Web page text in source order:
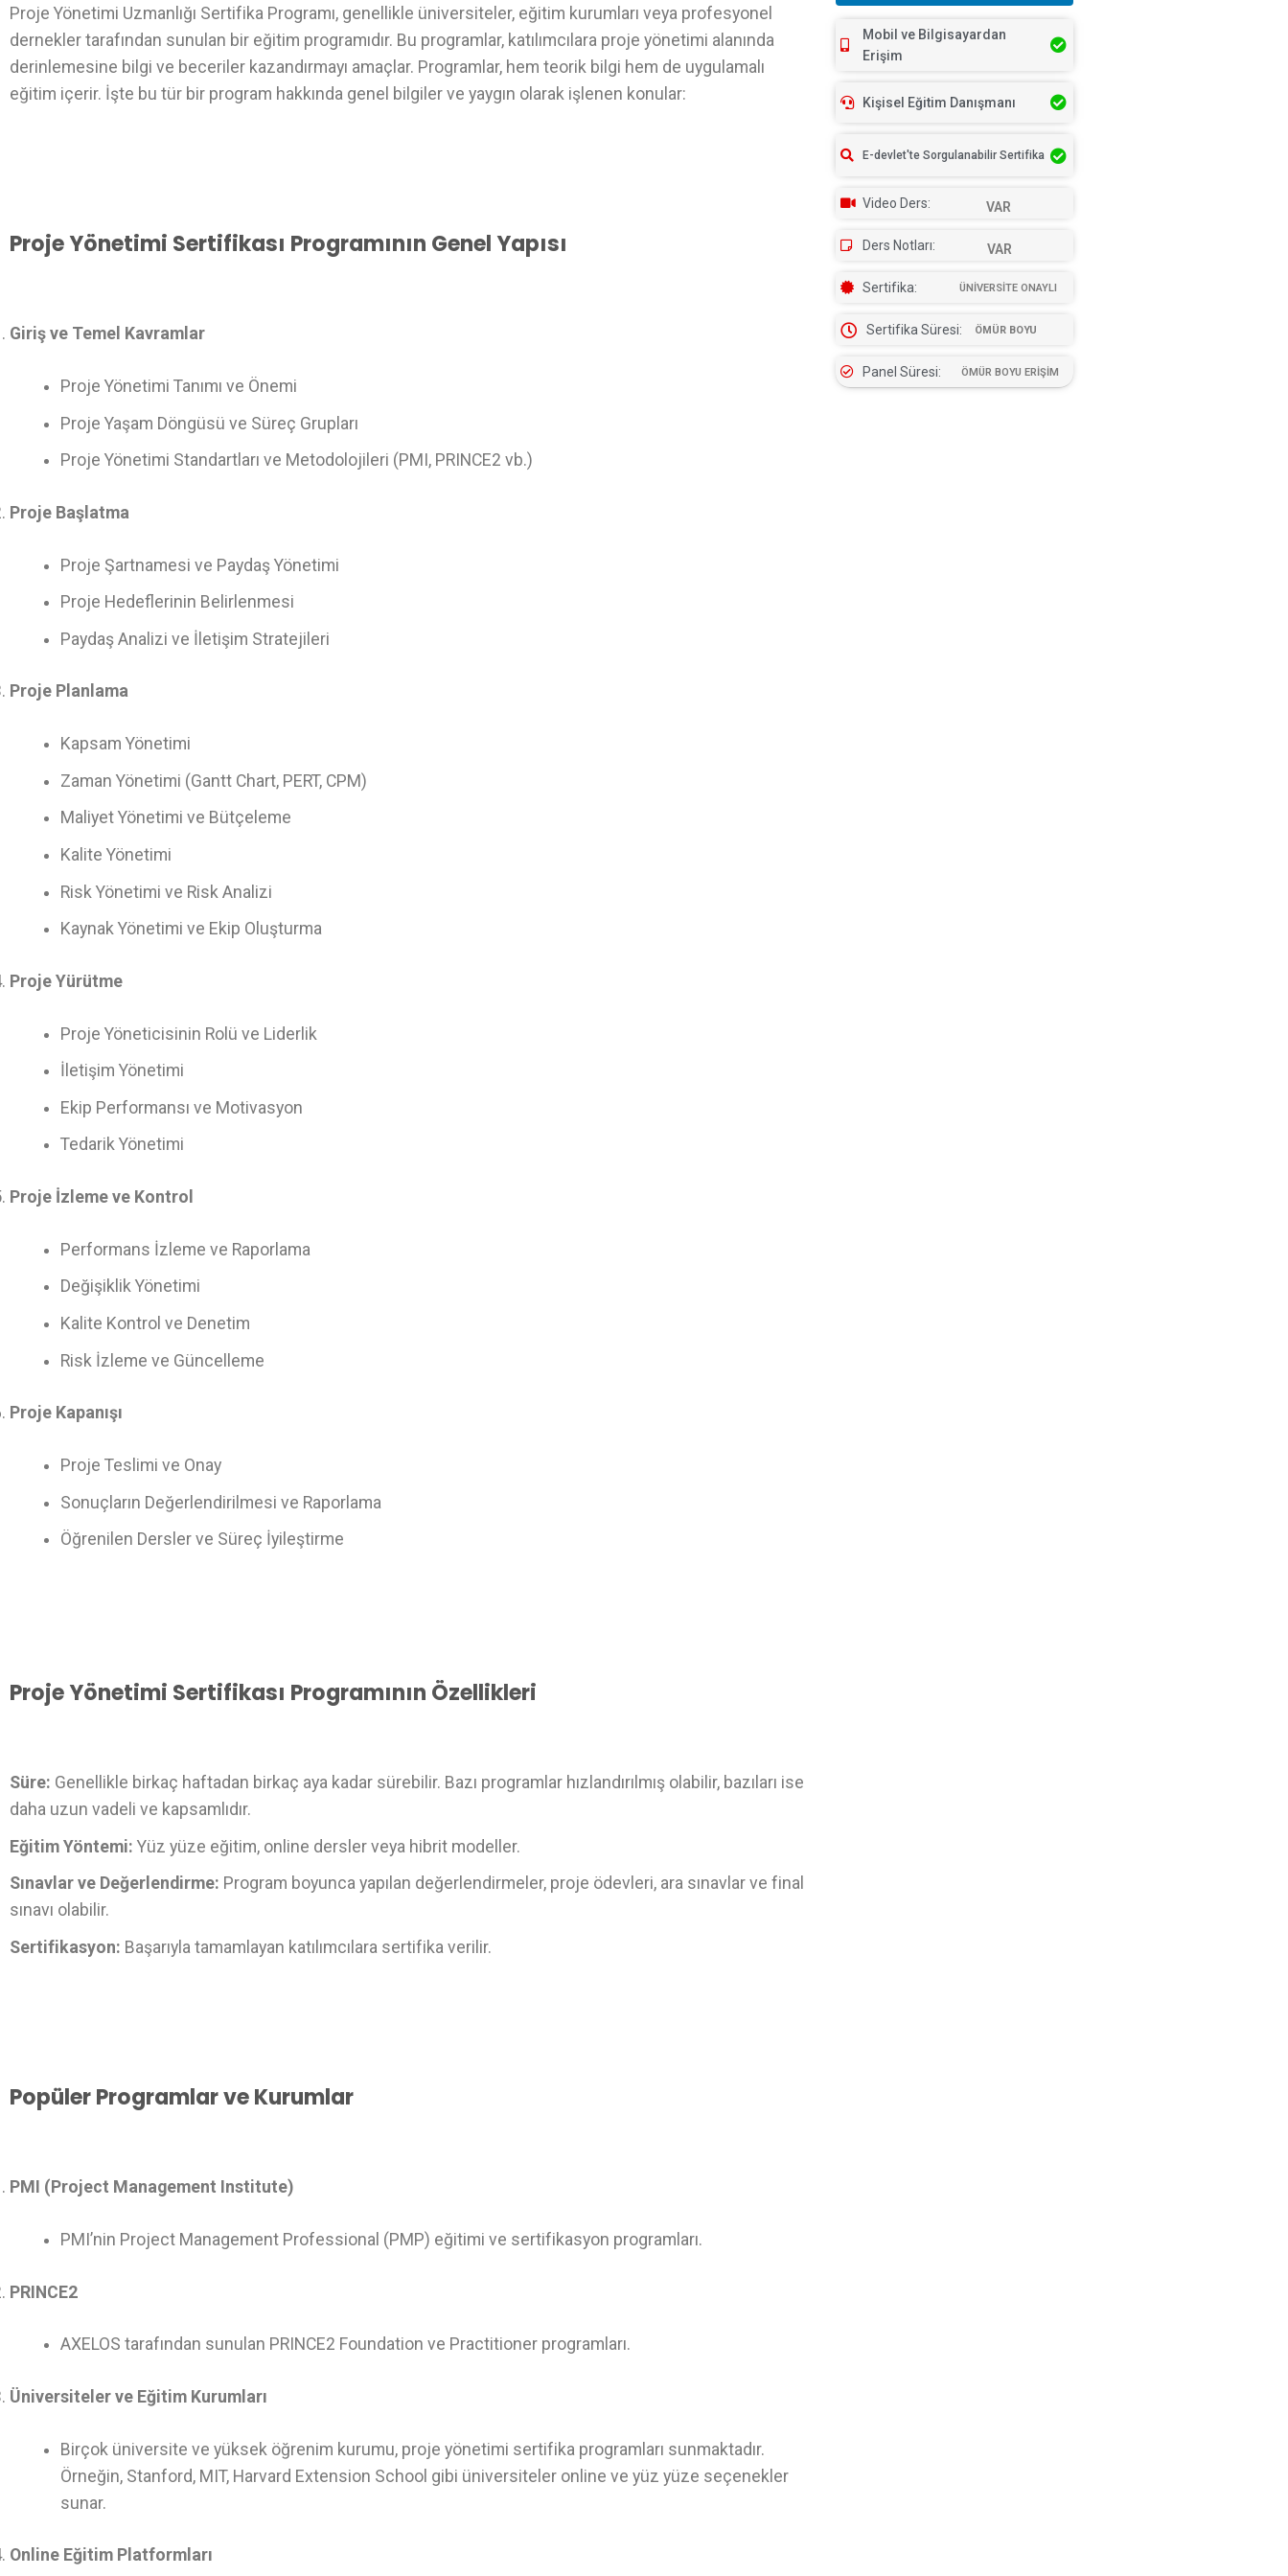
Proje Yönetimi Uzmanlığı Sertifika Programı, genellikle üniversiteler, eğitim kurumları veya profesyonel
dernekler tarafından sunulan bir eğitim programıdır. Bu programlar, katılımcılara proje yönetimi alanında
derinlemesine bilgi ve beceriler kazandırmayı amaçlar. Programlar, hem teorik bilgi hem de uygulamalı
eğitim içerir. İşte bu tür bir program hakkında genel bilgiler ve yaygın olarak işlenen konular:
Proje Yönetimi Sertifikası Programının Genel Yapısı
Giriş ve Temel Kavramlar
Proje Yönetimi Tanımı ve Önemi
Proje Yaşam Döngüsü ve Süreç Grupları
Proje Yönetimi Standartları ve Metodolojileri (PMI, PRINCE2 vb.)
Proje Başlatma
Proje Şartnamesi ve Paydaş Yönetimi
Proje Hedeflerinin Belirlenmesi
Paydaş Analizi ve İletişim Stratejileri
Proje Planlama
Kapsam Yönetimi
Zaman Yönetimi (Gantt Chart, PERT, CPM)
Maliyet Yönetimi ve Bütçeleme
Kalite Yönetimi
Risk Yönetimi ve Risk Analizi
Kaynak Yönetimi ve Ekip Oluşturma
Proje Yürütme
Proje Yöneticisinin Rolü ve Liderlik
İletişim Yönetimi
Ekip Performansı ve Motivasyon
Tedarik Yönetimi
Proje İzleme ve Kontrol
Performans İzleme ve Raporlama
Değişiklik Yönetimi
Kalite Kontrol ve Denetim
Risk İzleme ve Güncelleme
Proje Kapanışı
Proje Teslimi ve Onay
Sonuçların Değerlendirilmesi ve Raporlama
Öğrenilen Dersler ve Süreç İyileştirme
Proje Yönetimi Sertifikası Programının Özellikleri
Süre: Genellikle birkaç haftadan birkaç aya kadar sürebilir. Bazı programlar hızlandırılmış olabilir, bazıları ise
daha uzun vadeli ve kapsamlıdır.
Eğitim Yöntemi: Yüz yüze eğitim, online dersler veya hibrit modeller.
Sınavlar ve Değerlendirme: Program boyunca yapılan değerlendirmeler, proje ödevleri, ara sınavlar ve final
sınavı olabilir.
Sertifikasyon: Başarıyla tamamlayan katılımcılara sertifika verilir.
Popüler Programlar ve Kurumlar
PMI (Project Management Institute)
PMI’nin Project Management Professional (PMP) eğitimi ve sertifikasyon programları.
PRINCE2
AXELOS tarafından sunulan PRINCE2 Foundation ve Practitioner programları.
Üniversiteler ve Eğitim Kurumları
Birçok üniversite ve yüksek öğrenim kurumu, proje yönetimi sertifika programları sunmaktadır.
Örneğin, Stanford, MIT, Harvard Extension School gibi üniversiteler online ve yüz yüze seçenekler
sunar.
Online Eğitim Platformları
Mobil ve Bilgisayardan
Erişim
Kişisel Eğitim Danışmanı
E-devlet'te Sorgulanabilir Sertifika
Video Ders: VAR
Ders Notları: VAR
Sertifika: ÜNİVERSİTE ONAYLI
Sertifika Süresi: ÖMÜR BOYU
Panel Süresi: ÖMÜR BOYU ERİŞİM